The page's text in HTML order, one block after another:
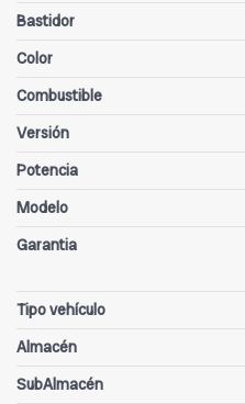
Bastidor
Color
Combustible
Versión
Potencia
Modelo
Garantia
Tipo vehículo
Almacén
SubAlmacén